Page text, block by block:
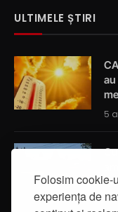
Folosim cookie-
experiența de
ULTIMELE ȘTIRI
au
5
5